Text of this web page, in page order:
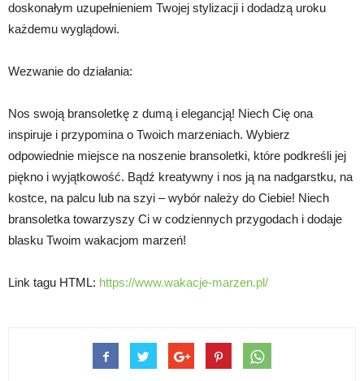
doskonałym uzupełnieniem Twojej stylizacji i dodadzą uroku
każdemu wyglądowi.
Wezwanie do działania:
Nos swoją bransoletkę z dumą i elegancją! Niech Cię ona
inspiruje i przypomina o Twoich marzeniach. Wybierz
odpowiednie miejsce na noszenie bransoletki, które podkreśli jej
piękno i wyjątkowość. Bądź kreatywny i nos ją na nadgarstku, na
kostce, na palcu lub na szyi – wybór należy do Ciebie! Niech
bransoletka towarzyszy Ci w codziennych przygodach i dodaje
blasku Twoim wakacjom marzeń!
Link tagu HTML: https://www.wakacje-marzen.pl/